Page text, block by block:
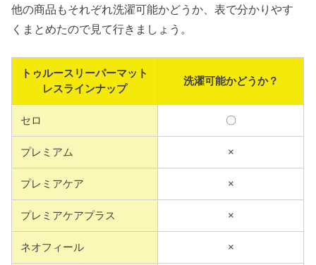
他の商品もそれぞれ洗濯可能かどうか、表で分かりやす
くまとめたので見て行きましょう。
トゥルースリーパーマット
レスラインナップ
洗濯可能かどうか？
セロ 〇
プレミアム ×
プレミアケア ×
プレミアケアプラス ×
ネオフィール ×